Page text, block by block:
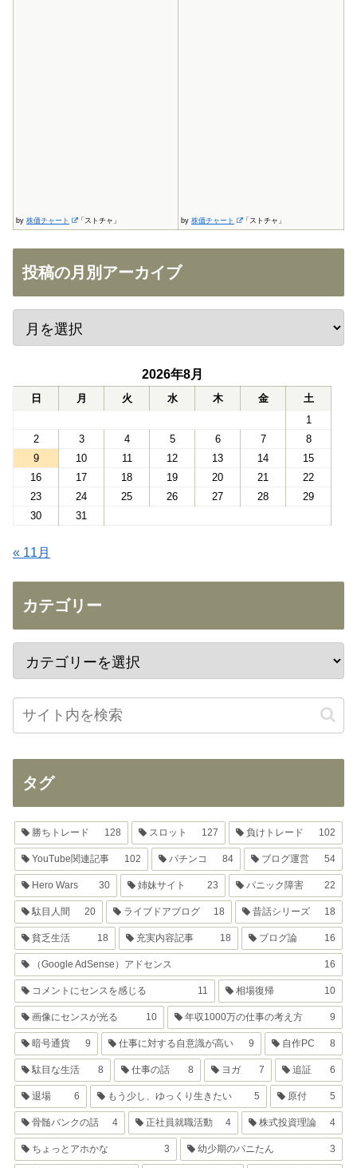
by 株価チャート 「ストチャ」 by 株価チャート 「ストチャ」
投稿の月別アーカイブ
2026年8月
日 月 火 水 木 金
土
1
2
3 4 5 6 7
8
9
10 11 12 13 14
15
16
17 18 19 20 21
22
23
24 25 26 27 28
29
30
31
« 11月
カテゴリー
タグ
勝ちトレード 128 スロット 127 負けトレード 102
YouTube関連記事 102 パチンコ 84 ブログ運営 54
Hero Wars 30 姉妹サイト 23 パニック障害 22
駄目人間 20 ライブドアブログ 18 昔話シリーズ 18
貧乏生活 18 充実内容記事 18 ブログ論 16
（Google AdSense）アドセンス 16
コメントにセンスを感じる 11 相場復帰 10
画像にセンスが光る 10 年収1000万の仕事の考え方 9
暗号通貨 9 仕事に対する自意識が高い 9 自作PC 8
駄目な生活 8 仕事の話 8 ヨガ 7 追証 6
退場 6 もう少し、ゆっくり生きたい 5 原付 5
骨髄バンクの話 4 正社員就職活動 4 株式投資理論 4
ちょっとアホかな 3 幼少期のパニたん 3